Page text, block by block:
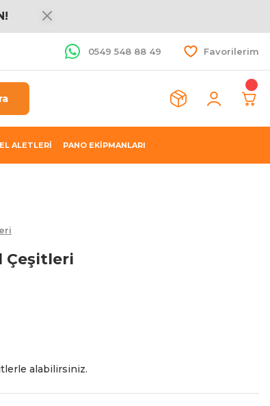
0549 548 88 49 Favorilerim
EL ALETLERİ PANO EKİPMANLARI
Çeşitleri
alabilirsiniz.